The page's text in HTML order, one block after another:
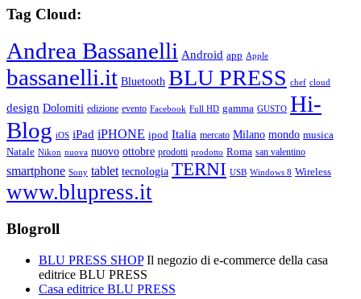
Tag Cloud:
Andrea Bassanelli Android app Apple
bassanelli.it Bluetooth BLU PRESS chef cloud
design Dolomiti edizione evento Facebook Full HD gamma GUSTO Hi-
Blog iOS iPad iPHONE ipod Italia mercato Milano mondo musica
Natale Nikon nuova nuovo ottobre prodotti prodotto Roma san valentino
smartphone Sony tablet tecnologia TERNI USB Windows 8 Wireless
www.blupress.it
Blogroll
BLU PRESS SHOPIl negozio di e-commerce della casa
editrice BLU PRESS
Casa editrice BLU PRESS